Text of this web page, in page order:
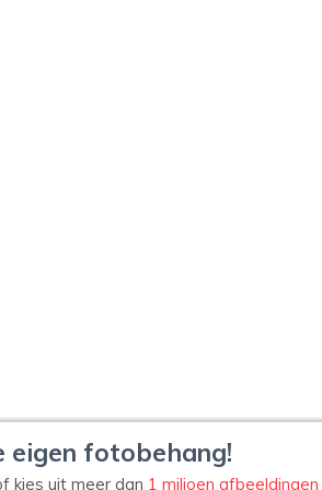
eigen fotobehang!
kies uit meer dan 1 miljoen afbeeldingen